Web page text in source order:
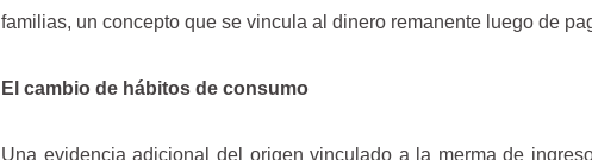
familias, un concepto que se vincula al dinero remanente luego de
El cambio de hábitos de consumo
Una evidencia adicional del origen vinculado a la merma de